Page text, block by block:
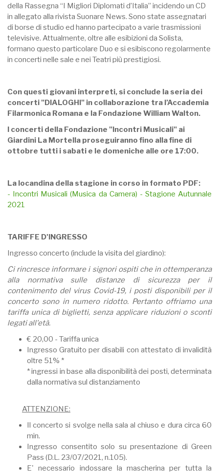
della Rassegna “I Migliori Diplomati d’Italia” incidendo un CD
in allegato alla rivista Suonare News. Sono state assegnatari
di borse di studio ed hanno partecipato a varie trasmissioni
televisive. Attualmente, oltre alle esibizioni da Solista,
formano questo particolare Duo e si esibiscono regolarmente
in concerti nelle sale e nei Teatri più prestigiosi.
Con questi giovani interpreti, si conclude la seria dei
concerti "DIALOGHI" in collaborazione tra l’Accademia
Filarmonica Romana e la Fondazione William Walton.
I concerti della Fondazione "Incontri Musicali" ai
Giardini La Mortella proseguiranno fino alla fine di
ottobre tutti i sabati e le domeniche alle ore 17:00.
La locandina della stagione in corso in formato PDF:
- Incontri Musicali (Musica da Camera) - Stagione Autunnale
2021
TARIFFE D'INGRESSO
Ingresso concerto (include la visita del giardino):
Ci rincresce informare i signori ospiti che in ottemperanza
alla normativa sulle distanze di sicurezza per il
contenimento del virus Covid-19, i posti disponibili per il
concerto sono in numero ridotto. Pertanto offriamo una
tariffa unica di biglietti, senza applicare riduzioni o sconti
legati all'età.
€ 20,00 - Tariffa unica
Ingresso Gratuito per disabili con attestato di invalidità
oltre 51% *
* ingressi in base alla disponibilità dei posti, determinata
dalla normativa sul distanziamento
ATTENZIONE:
Il concerto si svolge nella sala al chiuso e dura circa 60
min.
Ingresso consentito solo su presentazione di Green
Pass (D.L. 23/07/2021, n.105).
E' necessario indossare la mascherina per tutta la